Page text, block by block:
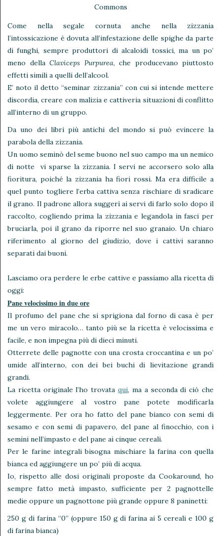
Commons
Come nella segale cornuta anche nella zizzania
l’intossicazione è dovuta all’infestazione delle spighe da parte
di funghi, sempre produttori di alcaloidi tossici, ma un po’
meno della Claviceps Purpurea, che producevano piuttosto
effetti simili a quelli dell’alcool.
E’ noto il detto “seminar zizzania” con cui si intende mettere
discordia, creare con malizia e cattiveria situazioni di conflitto
all’interno di un gruppo.
Da uno dei libri più antichi del mondo si può evincere la
parabola della zizzania.
Un uomo seminò del seme buono nel suo campo ma un nemico
di notte vi sparse la zizzania. I servi ne accorsero solo alla
fioritura, poiché la zizzania ha fiori rossi. Ma era difficile a
quel punto togliere l’erba cattiva senza rischiare di sradicare
il grano. Il padrone allora suggerì ai servi di farlo solo dopo il
raccolto, cogliendo prima la zizzania e legandola in fasci per
bruciarla, poi il grano da riporre nel suo granaio. Un chiaro
riferimento al giorno del giudizio, dove i cattivi saranno
separati dai buoni.
Lasciamo ora perdere le erbe cattive e passiamo alla ricetta di
oggi:
Pane velocissimo in due ore
Il profumo del pane che si sprigiona dal forno di casa è per
me un vero miracolo… tanto più se la ricetta è velocissima e
facile, e non impegna più di dieci minuti.
Otterrete delle pagnotte con una crosta croccantina e un po’
umide all’interno, con dei bei buchi di lievitazione grandi
grandi.
La ricetta originale l’ho trovataqui, ma a seconda di ciò che
volete aggiungere al vostro pane potete modificarla
leggermente. Per ora ho fatto del pane bianco con semi di
sesamo e con semi di papavero, del pane al finocchio, con i
semini nell’impasto e del pane ai cinque cereali.
Per le farine integrali bisogna mischiare la farina con quella
bianca ed aggiungere un po’ più di acqua.
Io, rispetto alle dosi originali proposte da Cookaround, ho
sempre fatto metà impasto, sufficiente per 2 pagnottelle
medie oppure un pagnottone più grande oppure 8 paninetti:
250 g di farina “0” (oppure 150 g di farina ai 5 cereali e 100 g
di farina bianca)